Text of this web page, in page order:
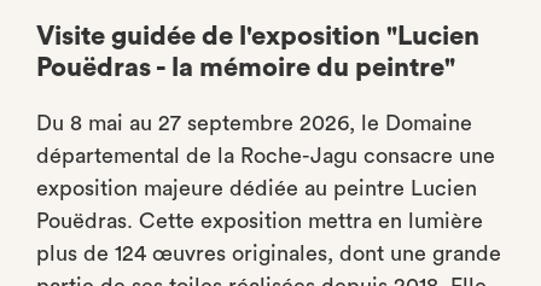
Visite guidée de l'exposition "Lucien
Pouëdras - la mémoire du peintre"
Du 8 mai au 27 septembre 2026, le Domaine
départemental de la Roche-Jagu consacre une
exposition majeure dédiée au peintre Lucien
Pouëdras. Cette exposition mettra en lumière
plus de 124 œuvres originales, dont une grande